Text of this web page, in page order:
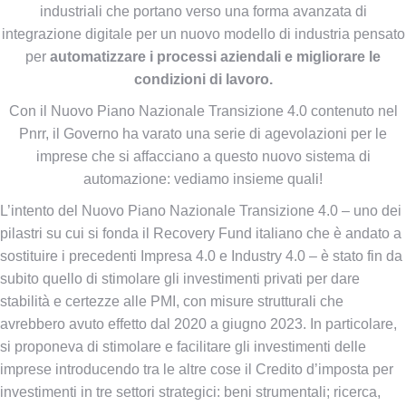
industriali che portano verso una forma avanzata di
integrazione digitale per un nuovo modello di industria pensato
per automatizzare i processi aziendali e migliorare le
condizioni di lavoro.
Con il Nuovo Piano Nazionale Transizione 4.0 contenuto nel
Pnrr, il Governo ha varato una serie di agevolazioni per le
imprese che si affacciano a questo nuovo sistema di
automazione: vediamo insieme quali!
L’intento del Nuovo Piano Nazionale Transizione 4.0 – uno dei
pilastri su cui si fonda il Recovery Fund italiano che è andato a
sostituire i precedenti Impresa 4.0 e Industry 4.0 – è stato fin da
subito quello di stimolare gli investimenti privati per dare
stabilità e certezze alle PMI, con misure strutturali che
avrebbero avuto effetto dal 2020 a giugno 2023. In particolare,
si proponeva di stimolare e facilitare gli investimenti delle
imprese introducendo tra le altre cose il Credito d’imposta per
investimenti in tre settori strategici: beni strumentali; ricerca,